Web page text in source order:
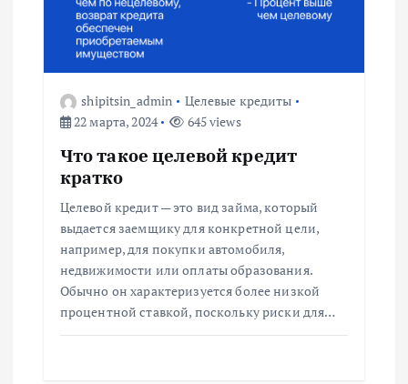
shipitsin_admin
Целевые кредиты
22 марта, 2024
645 views
Что такое целевой кредит
кратко
Целевой кредит — это вид займа, который
выдается заемщику для конкретной цели,
например, для покупки автомобиля,
недвижимости или оплаты образования.
Обычно он характеризуется более низкой
процентной ставкой, поскольку риски для…